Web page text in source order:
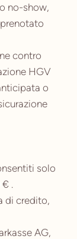
no-show,
contro
HGV
o
solo
.
di credito,
AG,